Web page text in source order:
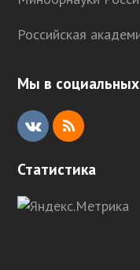
Российская
Мы в социальных
V
R
Статистика